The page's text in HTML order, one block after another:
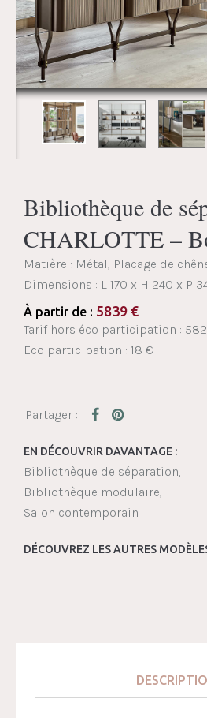
Bibliothèque de
CHARLOTTE –
Matière : Métal, Placage de
Dimensions : L 170 x H 240 x P
À partir de : 5839 €
Tarif hors éco participation :
Eco participation : 18 €
EN DÉCOUVRIR DAVANTAGE :
Bibliothèque de séparation
Bibliothèque modulaire
Salon contemporain
DÉCOUVREZ LES AUTRES